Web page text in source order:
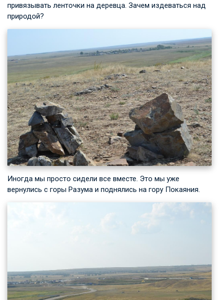
привязывать ленточки на деревца. Зачем издеваться над
природой?
Иногда мы просто сидели все вместе. Это мы уже
вернулись с горы Разума и поднялись на гору Покаяния.